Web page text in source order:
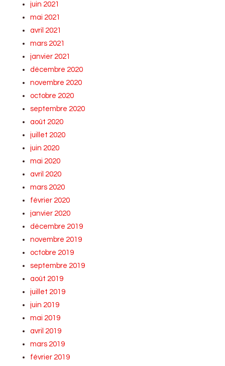
juin 2021
mai 2021
avril 2021
mars 2021
janvier 2021
décembre 2020
novembre 2020
octobre 2020
septembre 2020
août 2020
juillet 2020
juin 2020
mai 2020
avril 2020
mars 2020
février 2020
janvier 2020
décembre 2019
novembre 2019
octobre 2019
septembre 2019
août 2019
juillet 2019
juin 2019
mai 2019
avril 2019
mars 2019
février 2019